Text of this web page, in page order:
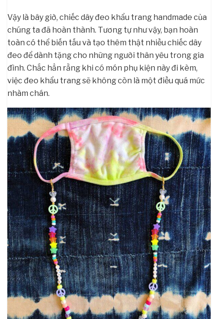
Vậy là bây giờ, chiếc dây đeo khẩu trang handmade của
chúng ta đã hoàn thành. Tương tự như vậy, bạn hoàn
toàn có thể biến tấu và tạo thêm thật nhiều chiếc dây
đeo để dành tặng cho những người thân yêu trong gia
đình. Chắc hẳn rằng khi có món phụ kiện này đi kèm,
việc đeo khẩu trang sẽ không còn là một điều quá mức
nhàm chán.